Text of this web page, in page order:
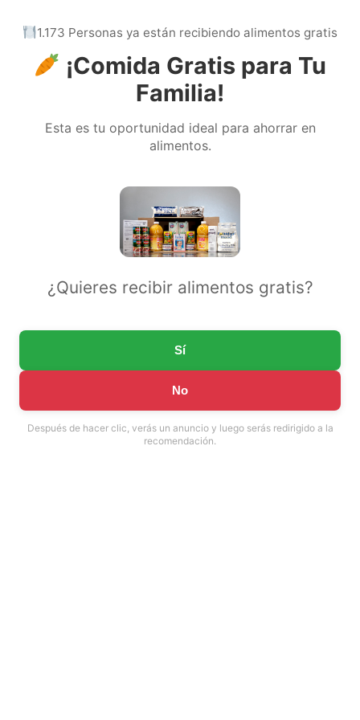
1.173 Personas ya están recibiendo alimentos gratis
¡Comida Gratis para Tu
Familia!
Esta es tu oportunidad ideal para ahorrar en
alimentos.
¿Quieres recibir alimentos gratis?
Sí
No
Después de hacer clic, verás un anuncio y luego serás redirigido a la
recomendación.